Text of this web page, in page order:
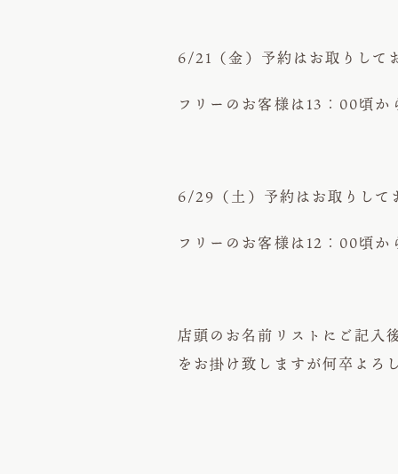
6/21（金）予約はお取りして
フリーのお客様は13：00頃
6/29（土）予約はお取りして
フリーのお客様は12：00頃
店頭のお名前リストにご記入
をお掛け致しますが何卒よろ